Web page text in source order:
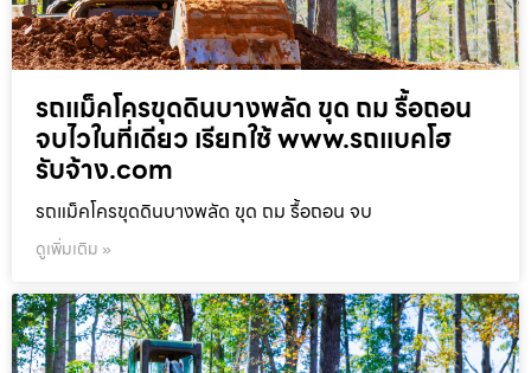
รถแม็คโครขุดดินบางพลัด ขุด ถม รื้อถอน
จบไวในที่เดียว เรียกใช้ www.รถแบคโฮ
รับจ้าง.com
รถแม็คโครขุดดินบางพลัด ขุด ถม รื้อถอน จบ
ดูเพิ่มเติม »